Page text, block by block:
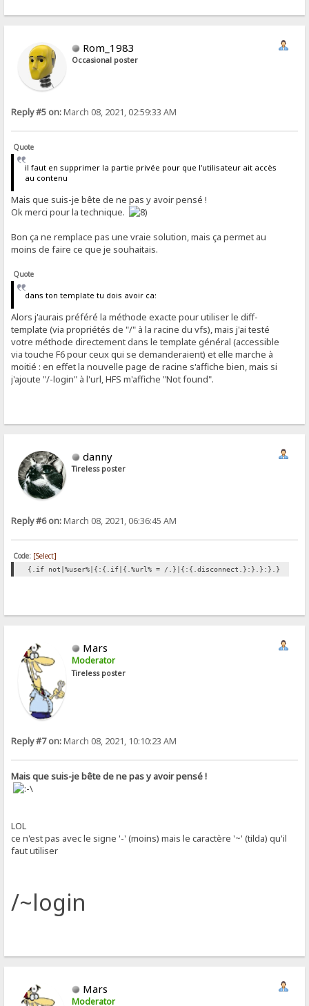
Rom_1983
Occasional poster
Reply #5 on:March 08, 2021, 02:59:33 AM
Quote
il faut en supprimer la partie privée pour que l'utilisateur ait accès
au contenu
Mais que suis-je bête de ne pas y avoir pensé !
Ok merci pour la technique.
Bon ça ne remplace pas une vraie solution, mais ça permet au
moins de faire ce que je souhaitais.
Quote
dans ton template tu dois avoir ca:
Alors j'aurais préféré la méthode exacte pour utiliser le diff-
template (via propriétés de "/" à la racine du vfs), mais j'ai testé
votre méthode directement dans le template général (accessible
via touche F6 pour ceux qui se demanderaient) et elle marche à
moitié : en effet la nouvelle page de racine s'affiche bien, mais si
j'ajoute "/-login" à l'url, HFS m'affiche "Not found".
danny
Tireless poster
Reply #6 on:March 08, 2021, 06:36:45 AM
Code: [Select]
{.if not|%user%|{:{.if|{.%url% = /.}|{:{.disconnect.}:}.}:}.}
Mars
Moderator
Tireless poster
Reply #7 on:March 08, 2021, 10:10:23 AM
Mais que suis-je bête de ne pas y avoir pensé !
LOL
ce n'est pas avec le signe '-' (moins) mais le caractère '~' (tilda) qu'il
faut utiliser
/~login
Mars
Moderator